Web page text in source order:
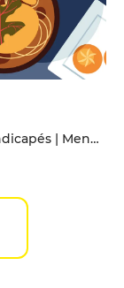
À emporter | Accès handicapés | Menu enfants